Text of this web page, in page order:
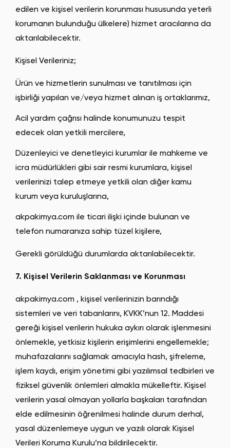
edilen ve kişisel verilerin korunması hususunda yeterli
korumanın bulunduğu ülkelere) hizmet aracılarına da
aktarılabilecektir.
Kişisel Verileriniz;
Ürün ve hizmetlerin sunulması ve tanıtılması için
işbirliği yapılan ve/veya hizmet alınan iş ortaklarımız,
Acil yardım çağrısı halinde konumunuzu tespit
edecek olan yetkili mercilere,
Düzenleyici ve denetleyici kurumlar ile mahkeme ve
icra müdürlükleri gibi sair resmi kurumlara, kişisel
verilerinizi talep etmeye yetkili olan diğer kamu
kurum veya kuruluşlarına,
akpakimya.com ile ticari ilişki içinde bulunan ve
telefon numaranıza sahip tüzel kişilere,
Gerekli görüldüğü durumlarda aktarılabilecektir.
7. Kişisel Verilerin Saklanması ve Korunması
akpakimya.com , kişisel verilerinizin barındığı
sistemleri ve veri tabanlarını, KVKK’nun 12. Maddesi
gereği kişisel verilerin hukuka aykırı olarak işlenmesini
önlemekle, yetkisiz kişilerin erişimlerini engellemekle;
muhafazalarını sağlamak amacıyla hash, şifreleme,
işlem kaydı, erişim yönetimi gibi yazılımsal tedbirleri ve
fiziksel güvenlik önlemleri almakla mükelleftir. Kişisel
verilerin yasal olmayan yollarla başkaları tarafından
elde edilmesinin öğrenilmesi halinde durum derhal,
yasal düzenlemeye uygun ve yazılı olarak Kişisel
Verileri Koruma Kurulu’na bildirilecektir.